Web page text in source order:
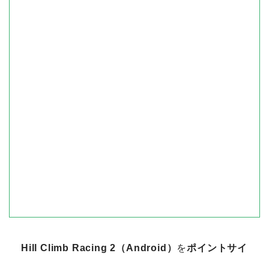
Hill Climb Racing 2（Android） をポイントサイ